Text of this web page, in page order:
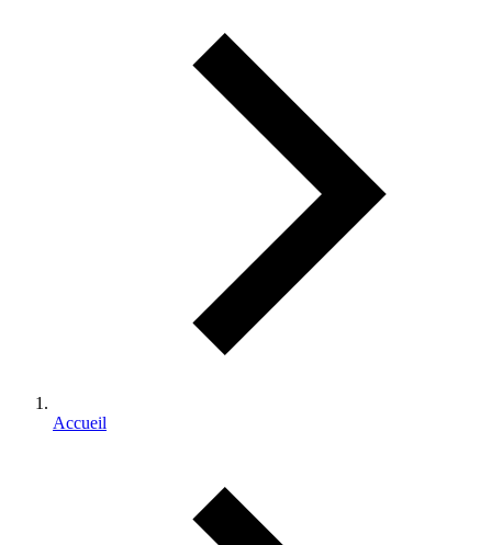
Accueil